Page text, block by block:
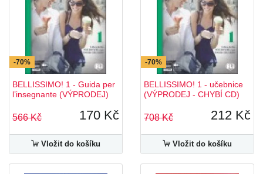
-70%
BELLISSIMO! 1 - Guida per
l’insegnante (VÝPRODEJ)
566 Kč 170 Kč
Vložit do košíku
-70%
BELLISSIMO! 1 - učebnice
(VÝPRODEJ - CHYBÍ CD)
708 Kč 212 Kč
Vložit do košíku